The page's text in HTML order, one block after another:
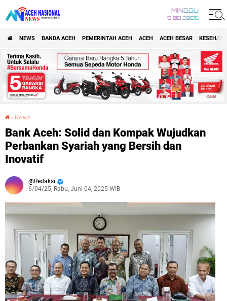
MINGGU
9 08 2026
NEWS BANDA ACEH PEMERINTAH ACEH ACEH ACEH BESAR
› 𝙽𝚎𝚠𝚜
Bank Aceh: Solid dan Kompak Wujudkan
Perbankan Syariah yang Bersih dan
Inovatif
Redaksi
6/04/25, Rabu, Juni 04, 2025 WIB